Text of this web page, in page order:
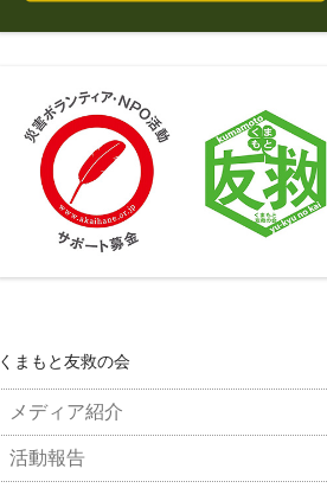
くまもと友救の会
メディア紹介
活動報告